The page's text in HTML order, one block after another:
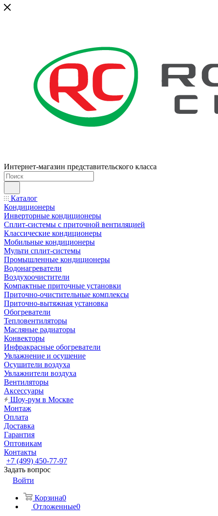
Интернет-магазин представительского класса
Каталог
Кондиционеры
Инверторные кондиционеры
Сплит-системы с приточной вентиляцией
Классические кондиционеры
Мобильные кондиционеры
Мульти сплит-системы
Промышленные кондиционеры
Водонагреватели
Воздухоочистители
Компактные приточные установки
Приточно-очистительные комплексы
Приточно-вытяжная установка
Обогреватели
Тепловентиляторы
Масляные радиаторы
Конвекторы
Инфракрасные обогреватели
Увлажнение и осушение
Осушители воздуха
Увлажнители воздуха
Вентиляторы
Аксессуары
Шоу-рум в Москве
Монтаж
Оплата
Доставка
Гарантия
Оптовикам
Контакты
+7 (499) 450-77-97
Задать вопрос
Войти
Корзина0
Отложенные0